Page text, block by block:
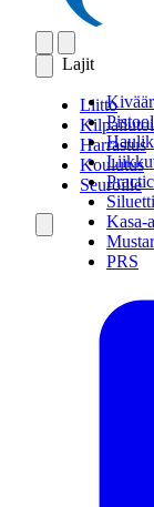
Lajit
Siluetti
Kasa-
PRS
Liitto
Harrastus
Koulutus
Seuroille